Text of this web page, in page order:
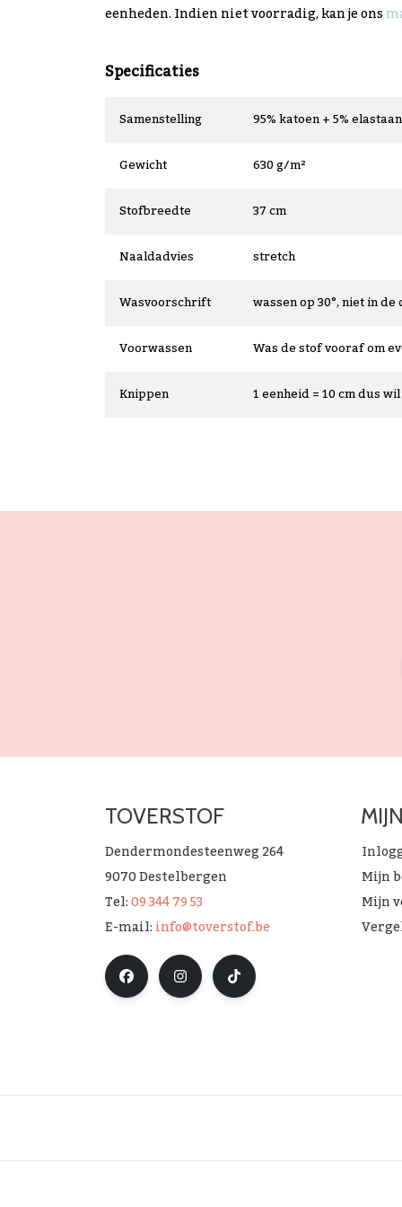
eenheden. Indien niet voorradig, kan je ons
Specificaties
Samenstelling
95% katoen + 5% elastaan
Gewicht
630 g/m²
Stofbreedte
37 cm
Naaldadvies
stretch
Wasvoorschrift
wassen op 30°, niet in
Voorwassen
Was de stof vooraf om
Knippen
1 eenheid = 10 cm dus
TOVERSTOF
Dendermondesteenweg 264
9070 Destelbergen
Tel:09 344 79 53
E-mail:info@toverstof.be
Mijn
Mijn